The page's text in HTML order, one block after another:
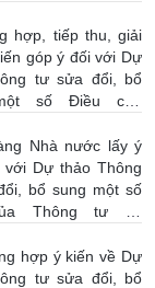
hợp, tiếp thu, giải
góp ý đối với Dự
tư sửa đổi, bổ
số Điều của
28/10/2015 của
NHNN quy định
và sử dụng tài
tệ ở nước
06/2025 | 22:04:00
Nhà nước lấy ý
với Dự thảo Thông
bổ sung một số
Thông tư số
| 23:00:00
hợp ý kiến về Dự
tư sửa đổi, bổ